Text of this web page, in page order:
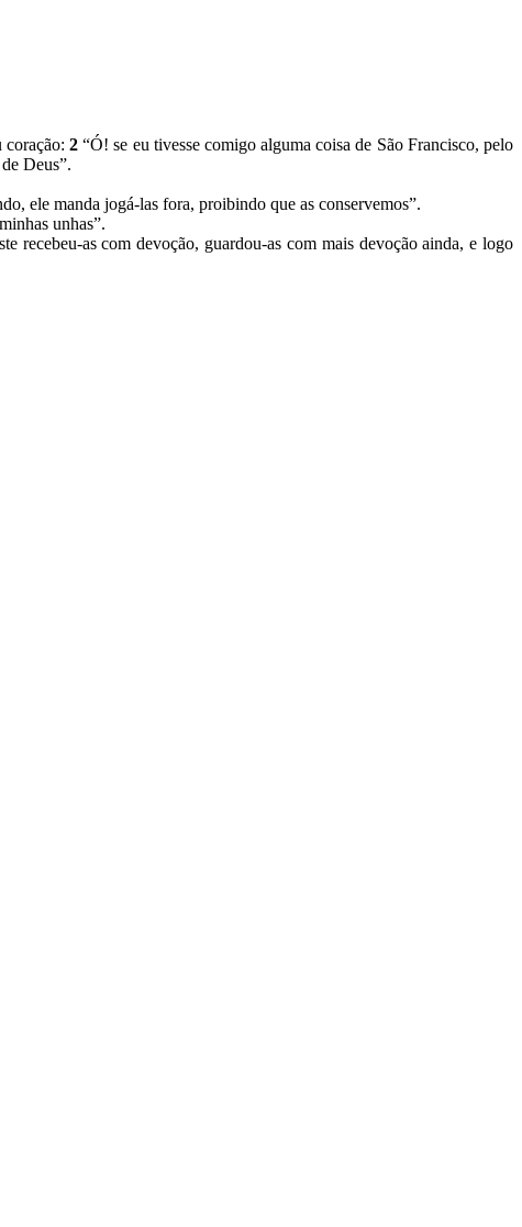
coração:2 “Ó! se eu tivesse comigo alguma coisa de São Francisco, pelo
Deus”.
ele manda jogá-las fora, proibindo que as conservemos”.
unhas”.
recebeu-as com devoção, guardou-as com mais devoção ainda, e logo